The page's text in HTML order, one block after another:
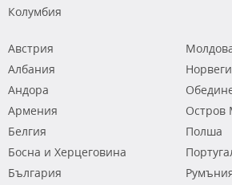
Колумбия
Австрия
Албания
Андора
Армения
Белгия
Босна и Херцеговина
България
Остров
Полша